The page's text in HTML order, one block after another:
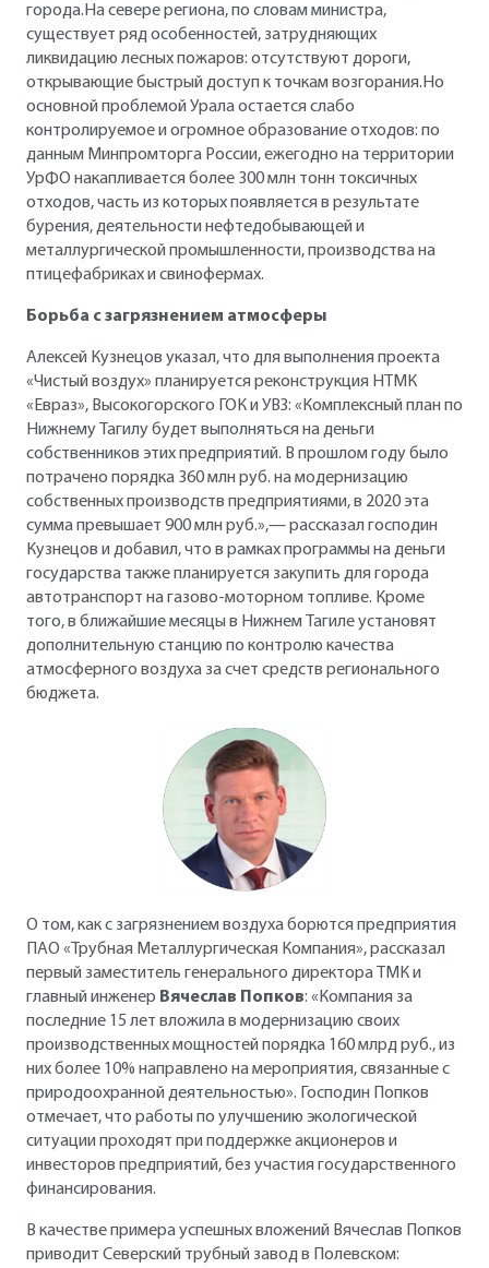
города.На севере региона, по словам министра,
существует ряд особенностей, затрудняющих
ликвидацию лесных пожаров: отсутствуют дороги,
открывающие быстрый доступ к точкам возгорания.Но
основной проблемой Урала остается слабо
контролируемое и огромное образование отходов: по
данным Минпромторга России, ежегодно на территории
УрФО накапливается более 300 млн тонн токсичных
отходов, часть из которых появляется в результате
бурения, деятельности нефтедобывающей и
металлургической промышленности, производства на
птицефабриках и свинофермах.
Борьба с загрязнением атмосферы
Алексей Кузнецов указал, что для выполнения проекта
«Чистый воздух» планируется реконструкция НТМК
«Евраз», Высокогорского ГОК и УВЗ: «Комплексный план по
Нижнему Тагилу будет выполняться на деньги
собственников этих предприятий. В прошлом году было
потрачено порядка 360 млн руб. на модернизацию
собственных производств предприятиями, в 2020 эта
сумма превышает 900 млн руб.»,— рассказал господин
Кузнецов и добавил, что в рамках программы на деньги
государства также планируется закупить для города
автотранспорт на газово-моторном топливе. Кроме
того, в ближайшие месяцы в Нижнем Тагиле установят
дополнительную станцию по контролю качества
атмосферного воздуха за счет средств регионального
бюджета.
О том, как с загрязнением воздуха борются предприятия
ПАО «Трубная Металлургическая Компания», рассказал
первый заместитель генерального директора ТМК и
главный инженер Вячеслав Попков: «Компания за
последние 15 лет вложила в модернизацию своих
производственных мощностей порядка 160 млрд руб., из
них более 10% направлено на мероприятия, связанные с
природоохранной деятельностью». Господин Попков
отмечает, что работы по улучшению экологической
ситуации проходят при поддержке акционеров и
инвесторов предприятий, без участия государственного
финансирования.
В качестве примера успешных вложений Вячеслав Попков
приводит Северский трубный завод в Полевском: